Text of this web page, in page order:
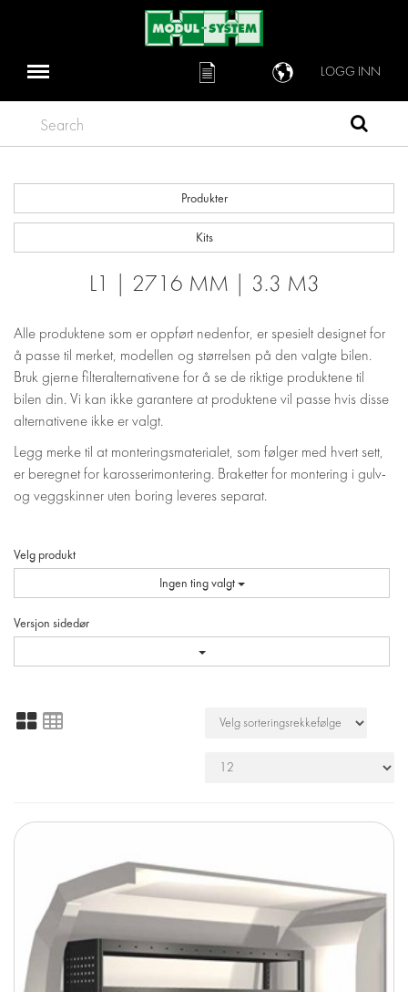
LOGG INN
Search
Produkter
Kits
L1 | 2716 MM | 3.3 M3
Alle produktene som er oppført nedenfor, er spesielt designet for
å passe til merket, modellen og størrelsen på den valgte bilen.
Bruk gjerne filteralternativene for å se de riktige produktene til
bilen din. Vi kan ikke garantere at produktene vil passe hvis disse
alternativene ikke er valgt.
Legg merke til at monteringsmaterialet, som følger med hvert sett,
er beregnet for karosserimontering. Braketter for montering i gulv-
og veggskinner uten boring leveres separat.
Velg produkt
Ingen ting valgt
Versjon sidedør